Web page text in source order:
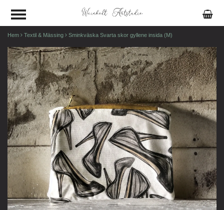
Hem Textil & Mässing Sminkväska Svarta skor gyllene insida (M)